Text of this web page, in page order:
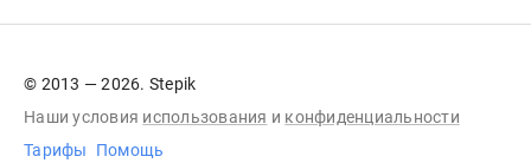
© 2013 — 2026. Stepik
Наши условия использования и конфиденциальности
Тарифы
Помощь